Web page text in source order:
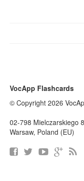
VocApp Flashcards
© Copyright 2026
02-798 Mielczarskiego
Warsaw, Poland (EU)